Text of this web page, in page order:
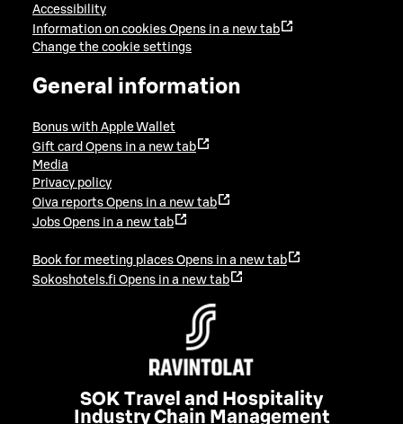
Accessibility
Information on cookies Opens in a new tab
Change the cookie settings
General information
Bonus with Apple Wallet
Gift card Opens in a new tab
Media
Privacy policy
Oiva reports Opens in a new tab
Jobs Opens in a new tab
Book for meeting places Opens in a new tab
Sokoshotels.fi Opens in a new tab
SOK Travel and Hospitality
Industry Chain Management